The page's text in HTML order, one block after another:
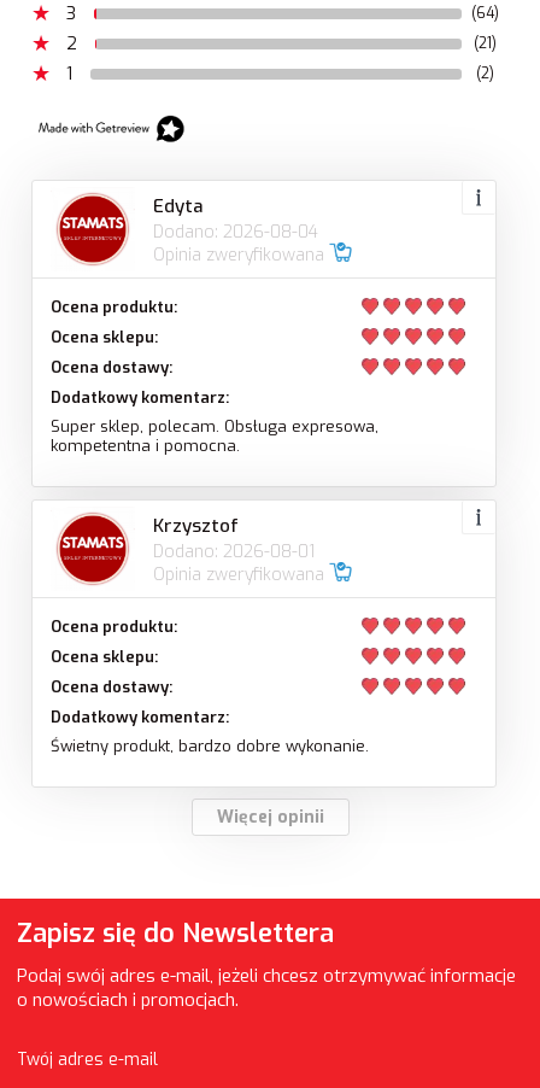
3 (64)
2 (21)
1 (2)
Edyta
Dodano: 2026-08-04
Opinia zweryfikowana
Ocena produktu:
Ocena sklepu:
Ocena dostawy:
Dodatkowy komentarz:
Super sklep, polecam. Obsługa expresowa,
kompetentna i pomocna.
Krzysztof
Dodano: 2026-08-01
Opinia zweryfikowana
Ocena produktu:
Ocena sklepu:
Ocena dostawy:
Dodatkowy komentarz:
Świetny produkt, bardzo dobre wykonanie.
Więcej opinii
Zapisz się do Newslettera
Podaj swój adres e-mail, jeżeli chcesz otrzymywać informacje
o nowościach i promocjach.
Twój adres e-mail